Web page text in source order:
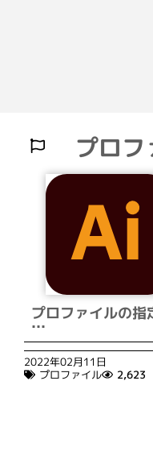
プロフ
プロファイルの
…
2022年02月11日
プロファイル
2,623